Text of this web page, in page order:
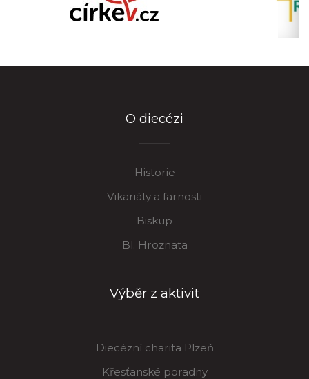
O diecézi
Historie
Vikariáty a farnosti
Biskup
Bl. Hroznata
Výběr z aktivit
Diecézní charita Plzeň
Křesťanské poradny